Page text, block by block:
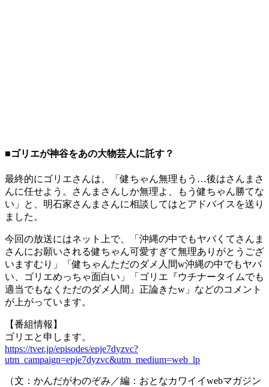
■ゴリエが神谷をあの大物芸人に託す？
最終的にゴリエさんは、「健ちゃん無理もう…後はさんまさ
んに任せよう。さんまさんしか無理よ、もう健ちゃん勝てな
い」と、明石家さんまさんに相談してはとアドバイスを送り
ました。
今回の放送にはネット上で、「沖縄の中でもヤバくてさんま
さんにお願いされる健ちゃん可愛すぎて無理ありがとうござ
いますむり」「健ちゃんただのダメ人間w沖縄の中でもヤバ
い、ゴリエめっちゃ面白い」「ゴリエ『ウチナータイムでも
適当でもなくただのダメ人間』正論きたw」などのコメント
が上がっています。
【番組情報】
ゴリエと申します。
https://tver.jp/episodes/epje7dyzvc?
utm_campaign=epje7dyzvc&utm_medium=web_lp
（文：かんだがわのぞみ／編：おとなカワイイwebマガジン